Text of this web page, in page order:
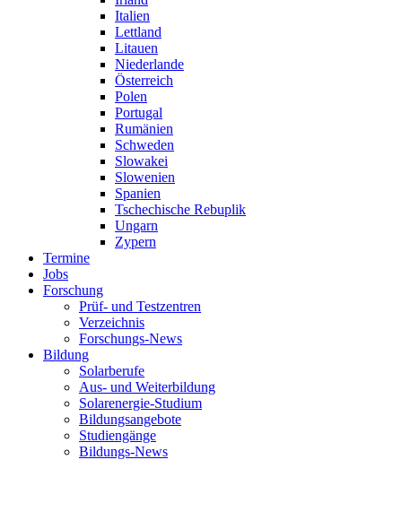
Italien
Lettland
Litauen
Niederlande
Österreich
Polen
Portugal
Rumänien
Schweden
Slowakei
Slowenien
Spanien
Tschechische Rebuplik
Ungarn
Zypern
Termine
Jobs
Forschung
Prüf- und Testzentren
Verzeichnis
Forschungs-News
Bildung
Solarberufe
Aus- und Weiterbildung
Solarenergie-Studium
Bildungsangebote
Studiengänge
Bildungs-News